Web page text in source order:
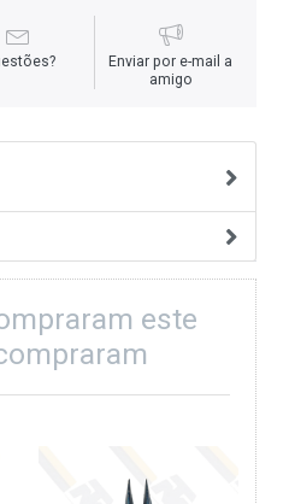
Enviar por e-mail a
amigo
este